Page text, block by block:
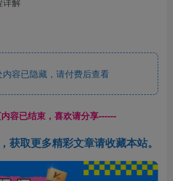
容已隐藏，请付费后查看
容已结束，喜欢请分享------
获取更多精彩文章请收藏本站。